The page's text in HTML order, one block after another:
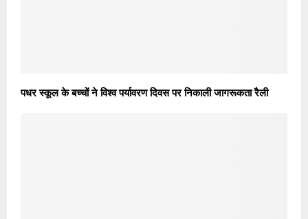
पधर स्कूल के बच्चों ने विश्व पर्यावरण दिवस पर निकाली जागरूकता रैली